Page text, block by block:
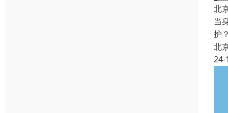
北
当
护
北
24-